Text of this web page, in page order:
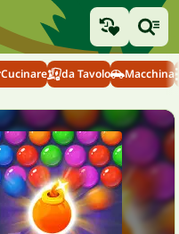
Cucinare da Tavolo Macchina